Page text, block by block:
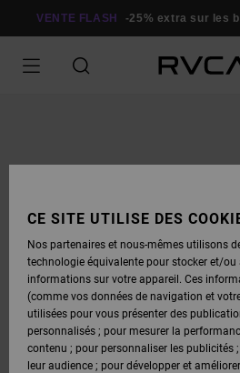
VENTE FLASH -25% extra sur les
CE SITE UTILISE DES
Nos partenaires et nous-mêmes utilisons
technologie équivalente pour stocker et/ou
informations sur votre appareil. Ces
(comme vos données de navigation et
utilisées pour vous présenter des
personnalisés ; pour mesurer la
contenu ; pour personnaliser les publicités
leur audience ; pour développer et